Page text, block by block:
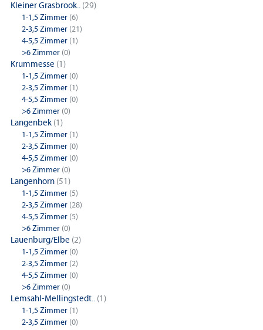
Kleiner Grasbrook.. (29)
1-1,5 Zimmer (6)
2-3,5 Zimmer (21)
4-5,5 Zimmer (1)
>6 Zimmer (0)
Krummesse (1)
1-1,5 Zimmer (0)
2-3,5 Zimmer (1)
4-5,5 Zimmer (0)
>6 Zimmer (0)
Langenbek (1)
1-1,5 Zimmer (1)
2-3,5 Zimmer (0)
4-5,5 Zimmer (0)
>6 Zimmer (0)
Langenhorn (51)
1-1,5 Zimmer (5)
2-3,5 Zimmer (28)
4-5,5 Zimmer (5)
>6 Zimmer (0)
Lauenburg/Elbe (2)
1-1,5 Zimmer (0)
2-3,5 Zimmer (2)
4-5,5 Zimmer (0)
>6 Zimmer (0)
Lemsahl-Mellingstedt.. (1)
1-1,5 Zimmer (1)
2-3,5 Zimmer (0)